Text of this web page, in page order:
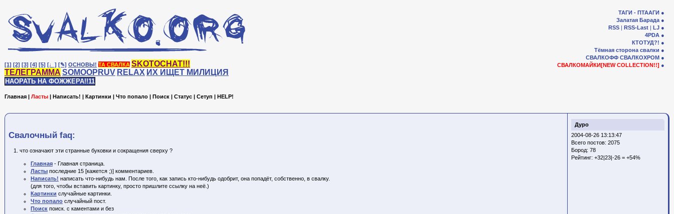
[1] [2] [3] [4] [5] [♩] [✎] ОСНОВЫ! ТА СВАЛКА SKOTOCHAT!!!
ТЕЛЕГРАММА SOMOOPRUV RELAX ИХ ИЩЕТ МИЛИЦИЯ
НАОРАТЬ НА ФОЖЖЕРА!!11
ТАГИ - ПТААГИ
Залатая Барада
RSS | RSS-Last | LJ
4PDA
КТОТУД?!
Тёмная сторона свалки
СВАЛКОФФ СВАЛКОХРОМ
СВАЛКОМАЙКИ[NEW COLLECTION!!]
Главная | Ласты | Написать! | Картинки | Что попало | Поиск | Статус | Сетуп | HELP!
Дуро
2004-08-26 13:13:47
Всего постов: 2075
Бород: 78
Рейтинг: +32|23|-26 = +54%
Cвалочный faq:
что означают эти странные буковки и сокращения сверху ?
Главная - Главная страница.
Ласты последние 15 [кажется ;)] комментариев.
Написать! написать что-нибудь нам. После того, как запись кто-нибудь одобрит, она попадёт, собственно, в свалку.
(для того, чтобы вставить картинку, просто пришлите ссылку на неё.)
Картинки случайные картинки.
Что попало случайный пост.
Поиск поиск. с каментами и без